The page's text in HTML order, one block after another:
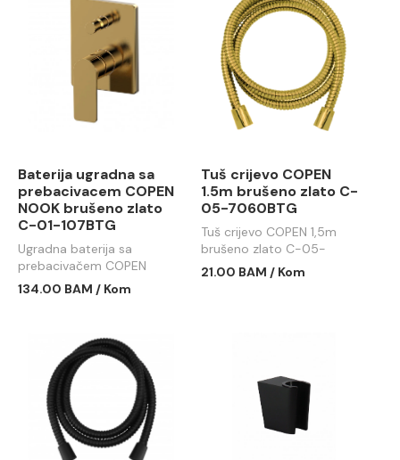
Baterija ugradna sa
prebacivacem COPEN
NOOK brušeno zlato
C-01-107BTG
Ugradna baterija sa
prebacivačem COPEN
NOOK brušeno zlato C-01-
134.00 BAM / Kom
Tuš crijevo COPEN
1.5m brušeno zlato C-
05-7060BTG
Tuš crijevo COPEN 1,5m
brušeno zlato C-05-
7060BTG
21.00 BAM / Kom